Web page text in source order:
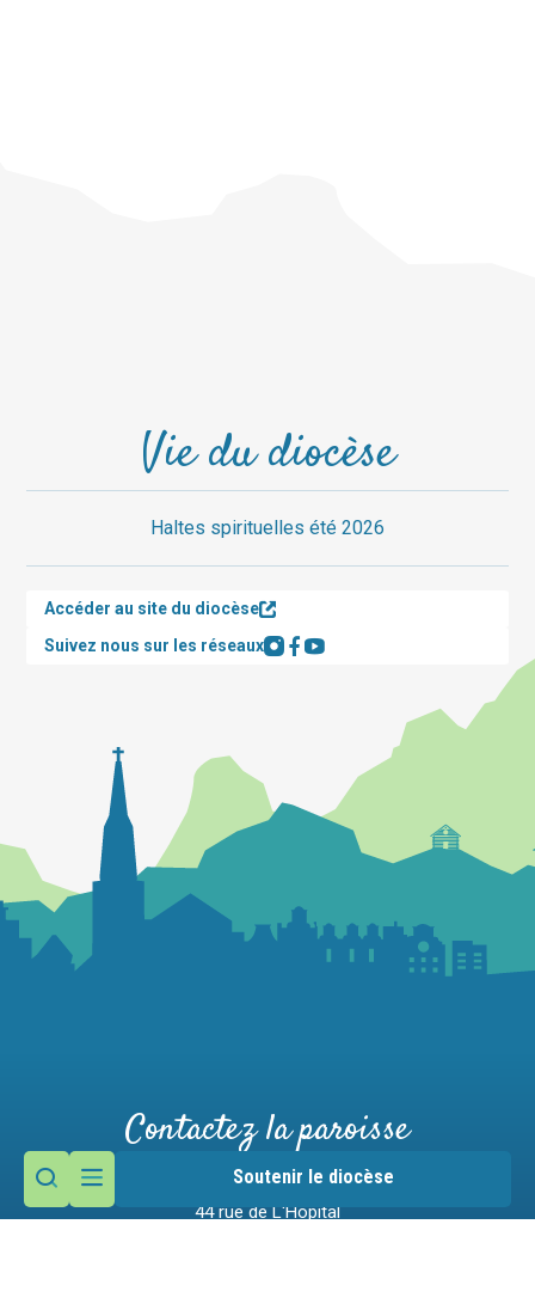
Soutenir le diocèse
Vie du diocèse
Haltes spirituelles été 2026
Accéder au site du diocèse
Suivez nous sur les réseaux
Contactez la paroisse
Maison paroissiale
44 rue de L'Hôpital